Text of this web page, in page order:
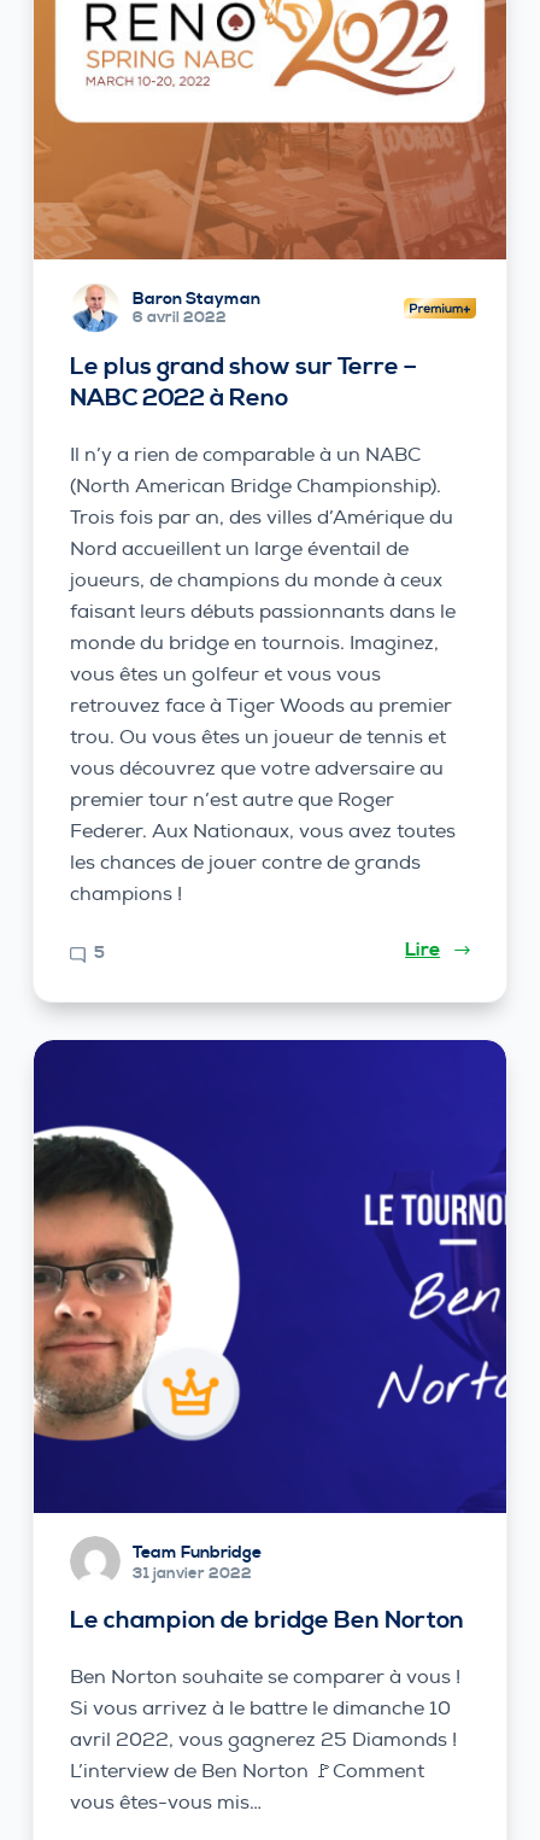
Baron Stayman
6 avril 2022
Le plus grand show sur Terre –
NABC 2022 à Reno
Il n’y a rien de comparable à un NABC
(North American Bridge Championship).
Trois fois par an, des villes d’Amérique du
Nord accueillent un large éventail de
joueurs, de champions du monde à ceux
faisant leurs débuts passionnants dans le
monde du bridge en tournois. Imaginez,
vous êtes un golfeur et vous vous
retrouvez face à Tiger Woods au premier
trou. Ou vous êtes un joueur de tennis et
vous découvrez que votre adversaire au
premier tour n’est autre que Roger
Federer. Aux Nationaux, vous avez toutes
les chances de jouer contre de grands
champions !
5 Lire
Team Funbridge
31 janvier 2022
Le champion de bridge Ben Norton
Ben Norton souhaite se comparer à vous !
Si vous arrivez à le battre le dimanche 10
avril 2022, vous gagnerez 25 Diamonds !
L’interview de Ben Norton 🚩Comment
vous êtes-vous mis…